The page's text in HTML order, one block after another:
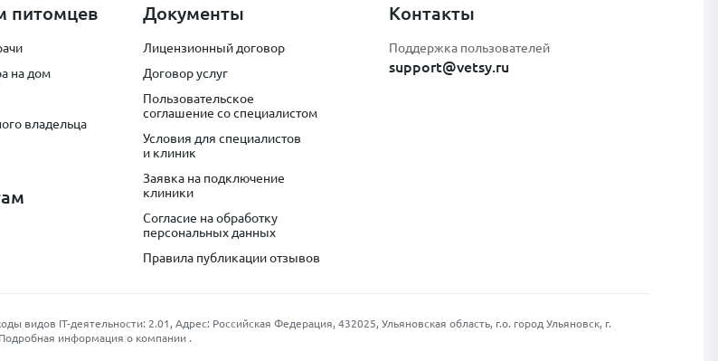
питомцев
на дом
владельца
Документы
Лицензионный договор
Договор услуг
Пользовательское
соглашение со специалистом
Условия для специалистов
и клиник
Заявка на подключение
клиники
Согласие на обработку
персональных данных
Правила публикации отзывов
Контакты
Поддержка пользователей
support@vetsy.ru
IT-деятельности: 2.01, Адрес: Российская Федерация, 432025, Ульяновская область, г.о. город Ульяновск, г.
Подробная информация о компании.